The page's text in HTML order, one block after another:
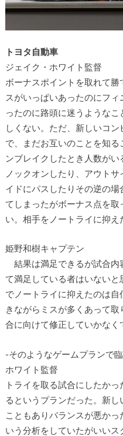
トヨタ自動車
ジェイク・ホワイト監督
ボーナスポイントを取れて
スがいっぱいあったのにフ
ったのに路頭に迷うような
しくない。ただ、新しいコ
で、まだお互いのことを知
ンブレイクしたとき人数が
ノックオンしたり、アウト
イドにパスしたりその逆の
てしまったがボーナス点を
い。相手をノートライに抑え
姫野和樹キャプテン
結果は満足できるが試合内
て満足している者はいない
でノートライに抑えたのは
きながらミスが多くあって
合に向けて修正していかなく
-そのようなゲームプランで
ホワイト監督
トライを取る試合にしたか
るというプランだった。新
こともありバランスが悪か
いう分析をしていたがいいス